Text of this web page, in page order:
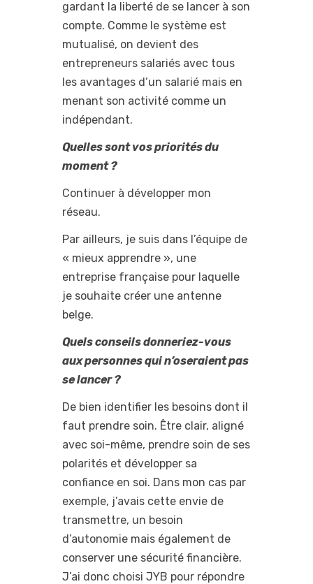
gardant la liberté de se lancer à son
compte. Comme le système est
mutualisé, on devient des
entrepreneurs salariés avec tous
les avantages d’un salarié mais en
menant son activité comme un
indépendant.
Quelles sont vos priorités du
moment ?
Continuer à développer mon
réseau.
Par ailleurs, je suis dans l’équipe de
« mieux apprendre », une
entreprise française pour laquelle
je souhaite créer une antenne
belge.
Quels conseils donneriez-vous
aux personnes qui n’oseraient pas
se lancer ?
De bien identifier les besoins dont il
faut prendre soin. Être clair, aligné
avec soi-même, prendre soin de ses
polarités et développer sa
confiance en soi. Dans mon cas par
exemple, j’avais cette envie de
transmettre, un besoin
d’autonomie mais également de
conserver une sécurité financière.
J’ai donc choisi JYB pour répondre